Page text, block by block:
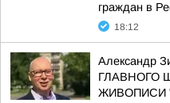
граждан в
18:12
Александр
ГЛАВНОГО
ЖИВОПИСИ